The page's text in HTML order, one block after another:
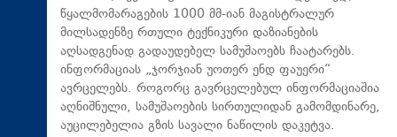
წყალმომარაგების 1000 მმ-იან მაგისტრალურ
მილსადენზე რთული ტექნიკური დაზიანების
აღსადგენად გადაუდებელ სამუშაოებს ჩაატარებს.
ინფორმაციას „ჯორჯიან უოთერ ენდ ფაუერი“
ავრცელებს. როგორც გავრცელებულ ინფორმაციაშია
აღნიშნული, სამუშაოების სირთულიდან გამომდინარე,
აუცილებელია გზის სავალი ნაწილის დაკეტვა.